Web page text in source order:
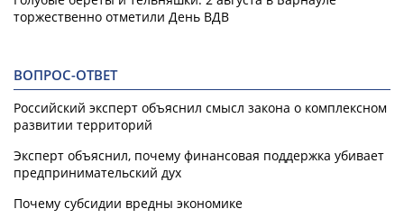
торжественно отметили День ВДВ
ВОПРОС-ОТВЕТ
Российский эксперт объяснил смысл закона о комплексном
развитии территорий
Эксперт объяснил, почему финансовая поддержка убивает
предпринимательский дух
Почему субсидии вредны экономике